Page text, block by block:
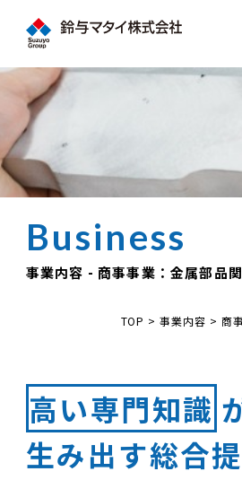
事業内容 - 商事事業：金属部品
TOP >事業内容 > 商
高い専門知識
生み出す総合